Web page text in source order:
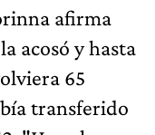
afirma
acosó y hasta
65
transferido